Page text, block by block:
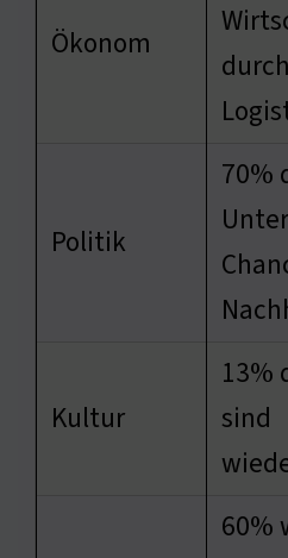
Ökonom
Politik
70%
Kultur
13%
sind
60%